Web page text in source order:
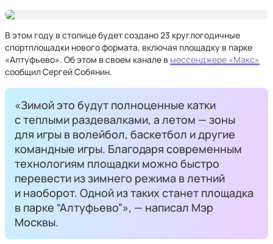
В этом году в столице будет создано 23 круглогодичные
спортплощадки нового формата, включая площадку в парке
«Алтуфьево». Об этом в своем канале в мессенджере «Макс»
сообщил Сергей Собянин.
«Зимой это будут полноценные катки
с теплыми раздевалками, а летом — зоны
для игры в волейбол, баскетбол и другие
командные игры. Благодаря современным
технологиям площадки можно быстро
перевести из зимнего режима в летний
и наоборот. Одной из таких станет площадка
в парке “Алтуфьево”», — написал Мэр
Москвы.